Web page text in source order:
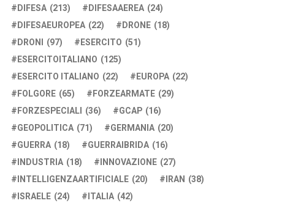
DIFESA (213) DIFESAAEREA (24)
DIFESAEUROPEA (22) DRONE (18)
DRONI (97) ESERCITO (51)
ESERCITOITALIANO (125)
ESERCITO ITALIANO (22) EUROPA (22)
FOLGORE (65) FORZEARMATE (29)
FORZESPECIALI (36) GCAP (16)
GEOPOLITICA (71) GERMANIA (20)
GUERRA (18) GUERRAIBRIDA (16)
INDUSTRIA (18) INNOVAZIONE (27)
INTELLIGENZAARTIFICIALE (20) IRAN (38)
ISRAELE (24) ITALIA (42)